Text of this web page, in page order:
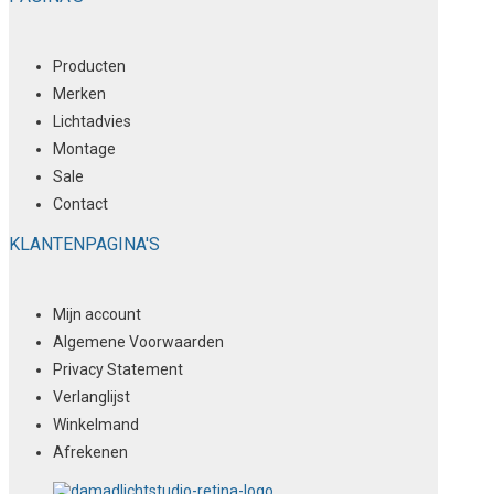
Producten
Merken
Lichtadvies
Montage
Sale
Contact
KLANTENPAGINA'S
Mijn account
Algemene Voorwaarden
Privacy Statement
Verlanglijst
Winkelmand
Afrekenen